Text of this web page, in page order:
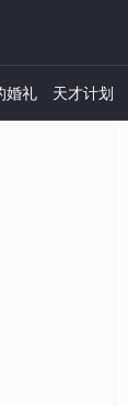
婚礼 天才计划